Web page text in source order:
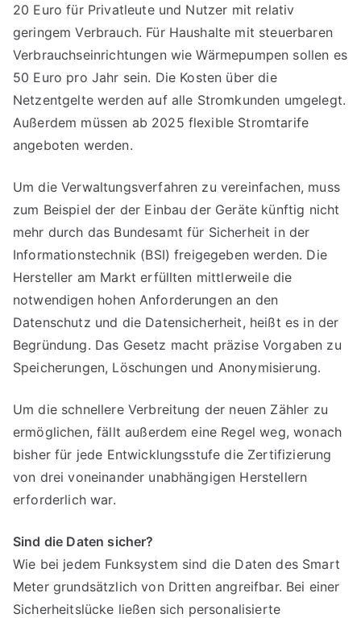
20 Euro für Privatleute und Nutzer mit relativ
geringem Verbrauch. Für Haushalte mit steuerbaren
Verbrauchseinrichtungen wie Wärmepumpen sollen es
50 Euro pro Jahr sein. Die Kosten über die
Netzentgelte werden auf alle Stromkunden umgelegt.
Außerdem müssen ab 2025 flexible Stromtarife
angeboten werden.
Um die Verwaltungsverfahren zu vereinfachen, muss
zum Beispiel der der Einbau der Geräte künftig nicht
mehr durch das Bundesamt für Sicherheit in der
Informationstechnik (BSI) freigegeben werden. Die
Hersteller am Markt erfüllten mittlerweile die
notwendigen hohen Anforderungen an den
Datenschutz und die Datensicherheit, heißt es in der
Begründung. Das Gesetz macht präzise Vorgaben zu
Speicherungen, Löschungen und Anonymisierung.
Um die schnellere Verbreitung der neuen Zähler zu
ermöglichen, fällt außerdem eine Regel weg, wonach
bisher für jede Entwicklungsstufe die Zertifizierung
von drei voneinander unabhängigen Herstellern
erforderlich war.
Sind die Daten sicher?
Wie bei jedem Funksystem sind die Daten des Smart
Meter grundsätzlich von Dritten angreifbar. Bei einer
Sicherheitslücke ließen sich personalisierte